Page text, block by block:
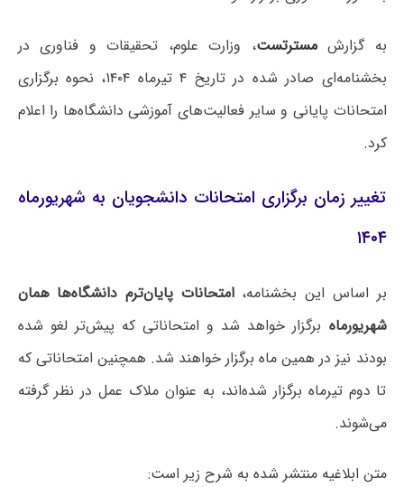
به گزارش مسترتست، وزارت علوم، تحقیقات و فناوری در
بخشنامه‌ای صادر شده در تاریخ ۴ تیرماه ۱۴۰۴، نحوه برگزاری
امتحانات پایانی و سایر فعالیت‌های آموزشی دانشگاه‌ها را اعلام
کرد.
تغییر زمان برگزاری امتحانات دانشجویان به شهریورماه
۱۴۰۴
بر اساس این بخشنامه،امتحانات پایان‌ترم دانشگاه‌ها همان
شهریورماه برگزار خواهد شد و امتحاناتی که پیش‌تر لغو شده
بودند نیز در همین ماه برگزار خواهند شد. همچنین امتحاناتی که
تا دوم تیرماه برگزار شده‌اند، به عنوان ملاک عمل در نظر گرفته
می‌شوند.
متن ابلاغیه منتشر شده به شرح زیر است: